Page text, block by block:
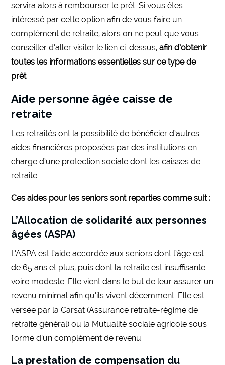
servira alors à rembourser le prêt. Si vous êtes
intéressé par cette option afin de vous faire un
complément de retraite, alors on ne peut que vous
conseiller d’aller visiter le lien ci-dessus,afin d’obtenir
toutes les informations essentielles sur ce type de
prêt.
Aide personne âgée caisse de
retraite
Les retraités ont la possibilité de bénéficier d’autres
aides financières proposées par des institutions en
charge d’une protection sociale dont les caisses de
retraite.
Ces aides pour les seniors sont reparties comme suit :
L’Allocation de solidarité aux personnes
âgées (ASPA)
L’ASPA est l’aide accordée aux seniors dont l’âge est
de 65 ans et plus, puis dont la retraite est insuffisante
voire modeste. Elle vient dans le but de leur assurer un
revenu minimal afin qu’ils vivent décemment. Elle est
versée par la Carsat (Assurance retraite-régime de
retraite général) ou la Mutualité sociale agricole sous
forme d’un complément de revenu.
La prestation de compensation du